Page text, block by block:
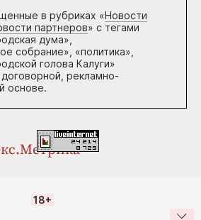
в рубриках «Новости
партнеров» с тегами
дума»,
собрание», «политика»,
голова Калуги»
рекламно-
основе.
18+